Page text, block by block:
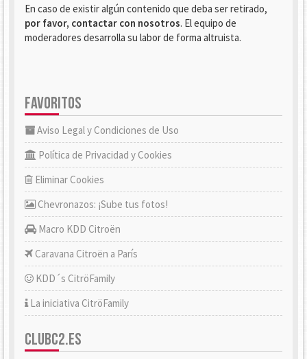
En caso de existir algún contenido que deba ser retirado,
por favor, contactar con nosotros. El equipo de
moderadores desarrolla su labor de forma altruista.
FAVORITOS
Aviso Legal y Condiciones de Uso
Política de Privacidad y Cookies
Eliminar Cookies
Chevronazos: ¡Sube tus fotos!
Macro KDD Citroën
Caravana Citroën a París
KDD´s CitröFamily
La iniciativa CitröFamily
CLUBC2.ES